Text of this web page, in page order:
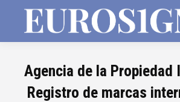
Agencia de la Propiedad
Registro de marcas